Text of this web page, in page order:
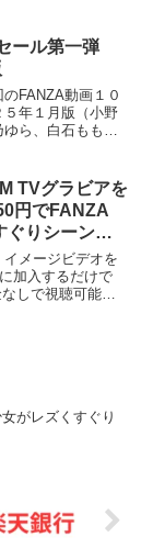
ール第一弾
FANZA動画１０
５年１月版（小野
ら、白石もも、
TVグラビアを
円でFANZA
ぐりシーンあ
メージビデオを
加入するだけで
しで視聴可能。
がレズくすぐり